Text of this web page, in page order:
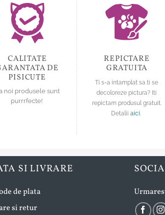
alese
în
produsului.
CALITATE
DE
PISICUTE
noi produsele sunt
purrrfecte!
REPICTARE
GRATUITA
Ti s-a intamplat sa ti se
decoloreze pictura? Iti
repictam produsul gratuit.
Detalii aici
SI LIVRARE
de plata
si retur